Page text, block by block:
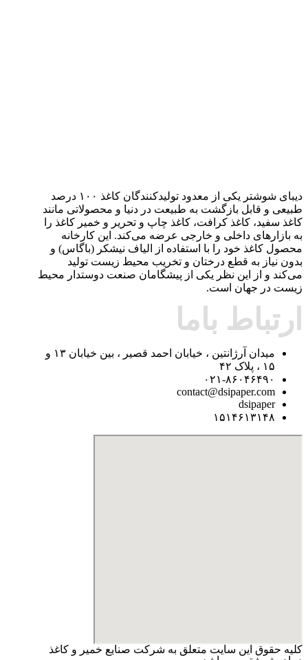
دیبای شوشتر یکی از معدود تولیدکنندگان کاغذ ۱۰۰ درصد
طبیعی و قابل بازگشت به طبیعت در دنیا و محصولاتی مانند
کاغذ سفید، کاغذ کرافت، کاغذ چاپ و تحریر و خمیر کاغذ را
به بازارهای داخلی و خارجی عرضه می‌کند. این کارخانه
محصول کاغذ خود را با استفاده از الیاف نیشکر (باگاس) و
بدون نیاز به قطع درختان و تخریب محیط زیست تولید
می‌کند و از این نظر یکی از پیشگامان صنعت دوستدار محیط
زیست در جهان است.
ارتباط باما
میدان آرژانتین ، خیابان احمد قصیر ، بین خیابان ۱۳ و
۱۵ ، پلاک ۴۲
۰۲۱-۸۶۰۴۶۴۹۰
contact@dsipaper.com
dsipaper
۱۵۱۴۶۱۳۱۴۸
کلیه حقوق این سایت متعلق به شرکت صنایع خمیر و کاغذ